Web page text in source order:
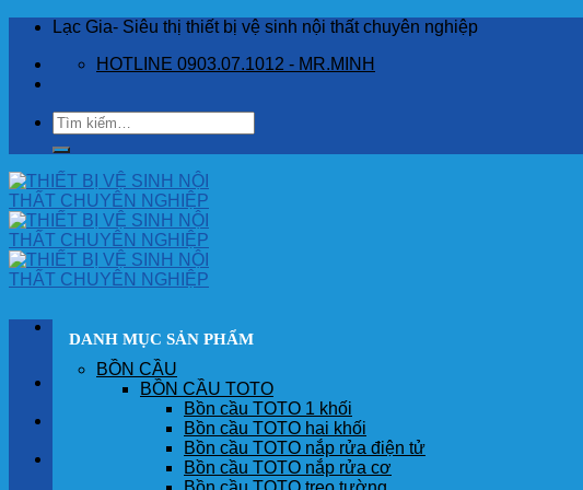
Skip
content
Lạc Gia- Siêu thị thiết bị vệ sinh nội thất chuyên nghiệp
HOTLINE 0903.07.1012 - MR.MINH
Tìm
kiếm:
TRANG CHỦ
DANH MỤC SẢN PHẨM
BỒN CẦU
BỒN CẦU TOTO
Bồn cầu TOTO 1 khối
Bồn cầu TOTO hai khối
Bồn cầu TOTO nắp rửa điện tử
Bồn cầu TOTO nắp rửa cơ